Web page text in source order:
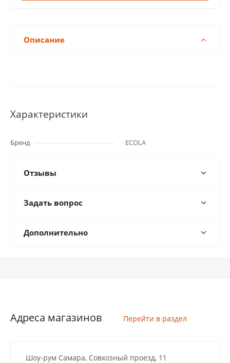
Описание
Характеристики
Бренд ECOLA
Отзывы
Задать вопрос
Дополнительно
Адреса магазинов Перейти в раздел
Шоу-рум Самара, Совхозный проезд, 11